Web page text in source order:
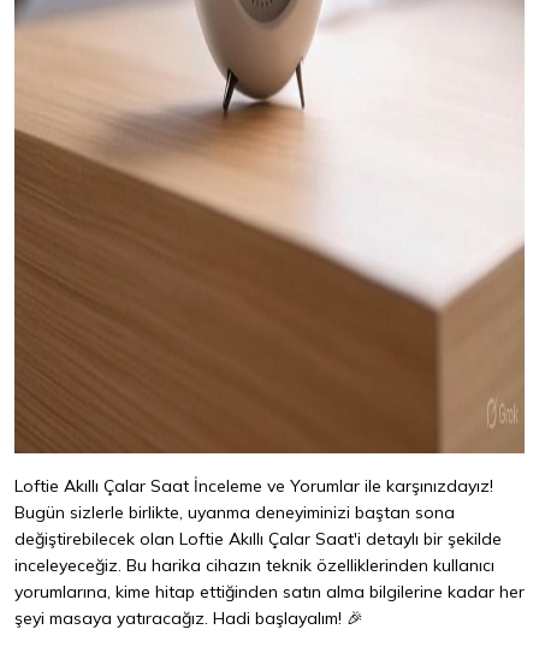
Loftie Akıllı Çalar Saat İnceleme ve Yorumlar ile karşınızdayız!
Bugün sizlerle birlikte, uyanma deneyiminizi baştan sona
değiştirebilecek olan Loftie Akıllı Çalar Saat'i detaylı bir şekilde
inceleyeceğiz. Bu harika cihazın teknik özelliklerinden kullanıcı
yorumlarına, kime hitap ettiğinden satın alma bilgilerine kadar her
şeyi masaya yatıracağız. Hadi başlayalım! 🎉